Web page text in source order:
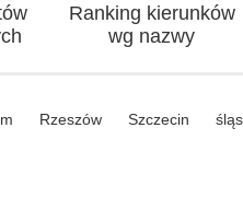
Ranking kierunków
wg nazwy
Rzeszów Szczecin